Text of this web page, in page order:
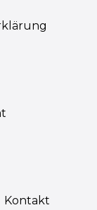
Kontakt